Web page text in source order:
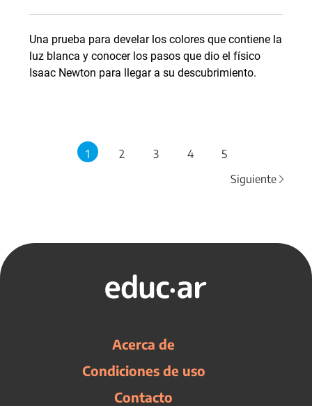
Una prueba para develar los colores que contiene la
luz blanca y conocer los pasos que dio el físico
Isaac Newton para llegar a su descubrimiento.
1 2 3 4
5
Siguiente
Acerca de
Condiciones de uso
Contacto